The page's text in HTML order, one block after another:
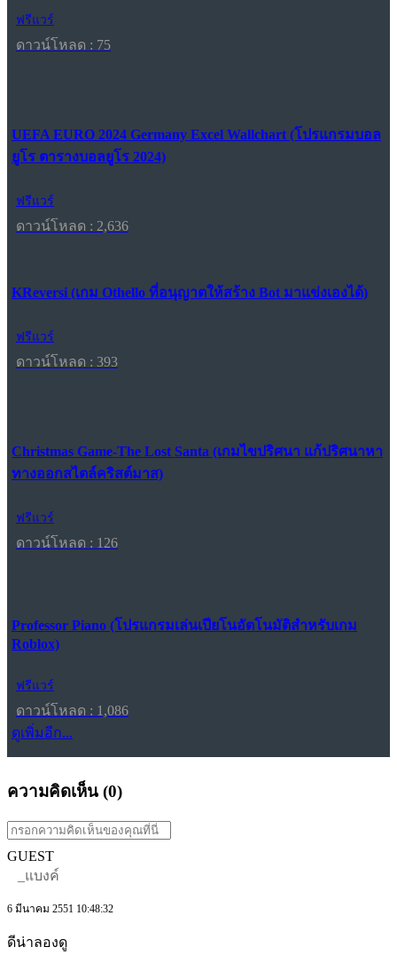
ฟรีแวร์
ดาวน์โหลด : 75
UEFA EURO 2024 Germany Excel Wallchart (โปรแกรมบอล
ยูโร ตารางบอลยูโร 2024)
ฟรีแวร์
ดาวน์โหลด : 2,636
KReversi (เกม Othello ที่อนุญาตให้สร้าง Bot มาแข่งเองได้)
ฟรีแวร์
ดาวน์โหลด : 393
Christmas Game-The Lost Santa (เกมไขปริศนา แก้ปริศนาหา
ทางออกสไตล์คริสต์มาส)
ฟรีแวร์
ดาวน์โหลด : 126
Professor Piano (โปรแกรมเล่นเปียโนอัตโนมัติสำหรับเกม
Roblox)
ฟรีแวร์
ดาวน์โหลด : 1,086
ดูเพิ่มอีก...
ความคิดเห็น (0)
GUEST
_แบงค์
6 มีนาคม 2551 10:48:32
ดีน่าลองดู